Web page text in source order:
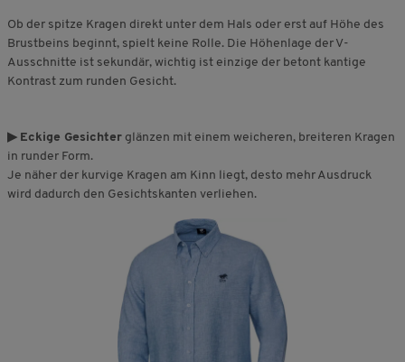
Ob der spitze Kragen direkt unter dem Hals oder erst auf Höhe des
Brustbeins beginnt, spielt keine Rolle. Die Höhenlage der V-
Ausschnitte ist sekundär, wichtig ist einzige der betont kantige
Kontrast zum runden Gesicht.
▶ Eckige Gesichter glänzen mit einem weicheren, breiteren Kragen
in runder Form.
Je näher der kurvige Kragen am Kinn liegt, desto mehr Ausdruck
wird dadurch den Gesichtskanten verliehen.